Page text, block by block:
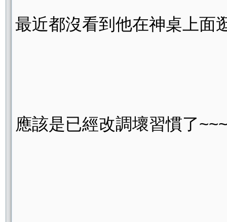
最近都沒看到他在神桌上面
應該是已經改調壞習慣了